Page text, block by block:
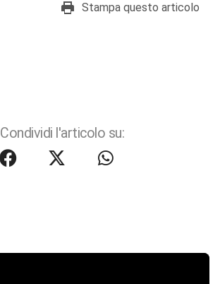
Stampa questo articolo
Condividi l'articolo su: